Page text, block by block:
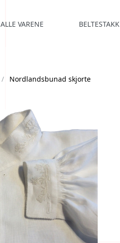
ALLE VARENE BELTESTAKK
/ Nordlandsbunad skjorte